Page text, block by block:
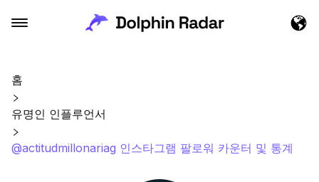
홈
유명인 인플루언서
@actitudmillonariag 인스타그램 팔로워 카운터 및 통계